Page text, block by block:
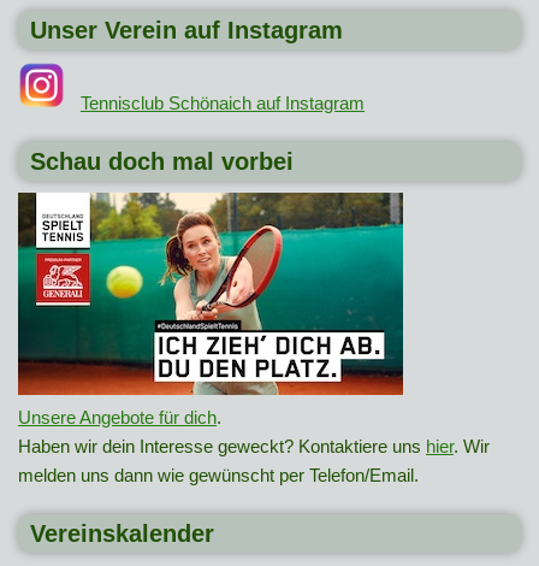
Unser Verein auf Instagram
Tennisclub Schönaich auf Instagram
Schau doch mal vorbei
Unsere Angebote für dich.
Haben wir dein Interesse geweckt? Kontaktiere uns hier. Wir
melden uns dann wie gewünscht per Telefon/Email.
Vereinskalender